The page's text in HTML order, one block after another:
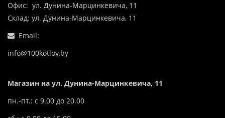
Офис: ул. Дунина-Марцинкевича, 11
Склад: ул. Дунина-Марцинкевича, 11
Email:
info@100kotlov.by
Магазин на ул. Дунина-Марцинкевича, 11
пн.-пт.: с 9.00 до 20.00